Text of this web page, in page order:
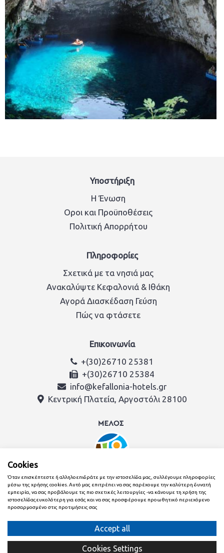
Υποστήριξη
Η Ένωση
Οροι και Προϋποθέσεις
Πολιτική Απορρήτου
Πληροφορίες
Σχετικά με τα νησιά μας
Ανακαλύψτε Κεφαλονιά & Ιθάκη
Αγορά Διασκέδαση Γεύση
Πώς να φτάσετε
Επικοινωνία
+(30)26710 25381
+(30)26710 25384
info@kefallonia-hotels.gr
Κεντρική Πλατεία, Αργοστόλι 28100
Κεφαλονιάς & Ιθάκης
Cookies
Όταν επισκέπτεστε ή αλληλοεπιδράτε με την ιστοσελίδα μας, συλλέγουμε πληροφορίες
μέσω της χρήσης cookies. Αυτό μας επιτρέπει να σας παρέχουμε την καλύτερη δυνατή
εμπειρία, να σας προβάλουμε τις πιο σχετικές λειτουργίες -να κάνουμε τη χρήση της
ιστοσελίδαςευκολότερη για εσάς και να σας προσφέρουμε προωθητικό περιεχόμενο
προσαρμοσμένο στις προτιμήσεις σας
Cookies Settings